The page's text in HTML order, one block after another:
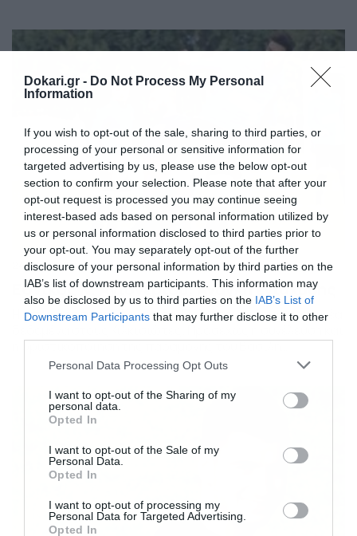
Dokari.gr - Do Not Process My Personal
Information
If you wish to opt-out of the sale, sharing to third parties, or
processing of your personal or sensitive information for
targeted advertising by us, please use the below opt-out
section to confirm your selection. Please note that after your
opt-out request is processed you may continue seeing
interest-based ads based on personal information utilized by
us or personal information disclosed to third parties prior to
your opt-out. You may separately opt-out of the further
disclosure of your personal information by third parties on the
IAB’s list of downstream participants. This information may
also be disclosed by us to third parties on the IAB’s List of
Downstream Participants that may further disclose it to other
Please note that this website/app uses one or more Google
not limited to your visit or usage behaviour. You may click to
grant or deny consent to Google and its third-party tags to
use your data for below specified purposes in below Google
consent section.
Personal Data Processing Opt Outs
I want to opt-out of the Sharing of my
personal data.
Opted In
I want to opt-out of the Sale of my
Personal Data.
Opted In
I want to opt-out of processing my
Personal Data for Targeted Advertising.
Opted In
που το όνομα του 24χρονου είχε συμπεριληφθεί στην
αποστολή του Εθνικού, για λόγους δεοντολογίας,
24/06/2014 14:55
Εθνικός Ν. Αγιονερίου: Ανάγκη ενίσχυσης
Η αποχώρηση των Κοντσίδη-Παλιάτσιου δημιουργεί νέα
η οριστικοποίηση της παραμονής του Βασίλη
Τραϊανόπουλου. Νηνεμία επικρατεί τις τελευταίες
περιμένουν τον ορισμό γενικής συνέλευσης,
πιθανότατα για εντός της επόμενης εβδομάδας
(απουσίαζε ένα μέλος και γι’ αυτό δεν ορίστηκε για
νωρίτερα). Πάντως, όλα συνηγορούν […]